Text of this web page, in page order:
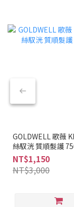
GOLDWELL 歌薇
絲馭洸 質順髮護
NT$1,150
NT$3,000